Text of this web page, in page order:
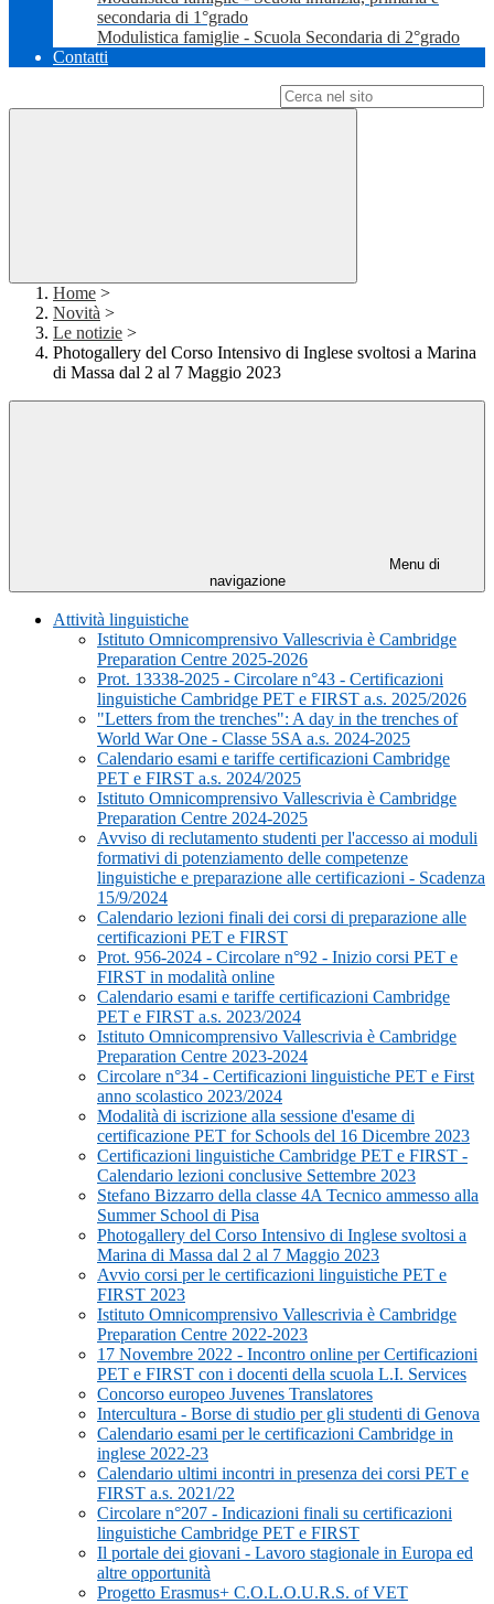
secondaria di 1°grado
Modulistica famiglie - Scuola Secondaria di 2°grado
Contatti
Home >
Novità >
Le notizie >
Photogallery del Corso Intensivo di Inglese svoltosi a Marina
di Massa dal 2 al 7 Maggio 2023
Menu di
navigazione
Attività linguistiche
Istituto Omnicomprensivo Vallescrivia è Cambridge
Preparation Centre 2025-2026
Prot. 13338-2025 - Circolare n°43 - Certificazioni
linguistiche Cambridge PET e FIRST a.s. 2025/2026
"Letters from the trenches": A day in the trenches of
World War One - Classe 5SA a.s. 2024-2025
Calendario esami e tariffe certificazioni Cambridge
PET e FIRST a.s. 2024/2025
Istituto Omnicomprensivo Vallescrivia è Cambridge
Preparation Centre 2024-2025
Avviso di reclutamento studenti per l'accesso ai moduli
formativi di potenziamento delle competenze
linguistiche e preparazione alle certificazioni - Scadenza
15/9/2024
Calendario lezioni finali dei corsi di preparazione alle
certificazioni PET e FIRST
Prot. 956-2024 - Circolare n°92 - Inizio corsi PET e
FIRST in modalità online
Calendario esami e tariffe certificazioni Cambridge
PET e FIRST a.s. 2023/2024
Istituto Omnicomprensivo Vallescrivia è Cambridge
Preparation Centre 2023-2024
Circolare n°34 - Certificazioni linguistiche PET e First
anno scolastico 2023/2024
Modalità di iscrizione alla sessione d'esame di
certificazione PET for Schools del 16 Dicembre 2023
Certificazioni linguistiche Cambridge PET e FIRST -
Calendario lezioni conclusive Settembre 2023
Stefano Bizzarro della classe 4A Tecnico ammesso alla
Summer School di Pisa
Photogallery del Corso Intensivo di Inglese svoltosi a
Marina di Massa dal 2 al 7 Maggio 2023
Avvio corsi per le certificazioni linguistiche PET e
FIRST 2023
Istituto Omnicomprensivo Vallescrivia è Cambridge
Preparation Centre 2022-2023
17 Novembre 2022 - Incontro online per Certificazioni
PET e FIRST con i docenti della scuola L.I. Services
Concorso europeo Juvenes Translatores
Intercultura - Borse di studio per gli studenti di Genova
Calendario esami per le certificazioni Cambridge in
inglese 2022-23
Calendario ultimi incontri in presenza dei corsi PET e
FIRST a.s. 2021/22
Circolare n°207 - Indicazioni finali su certificazioni
linguistiche Cambridge PET e FIRST
Il portale dei giovani - Lavoro stagionale in Europa ed
altre opportunità
Progetto Erasmus+ C.O.L.O.U.R.S. of VET